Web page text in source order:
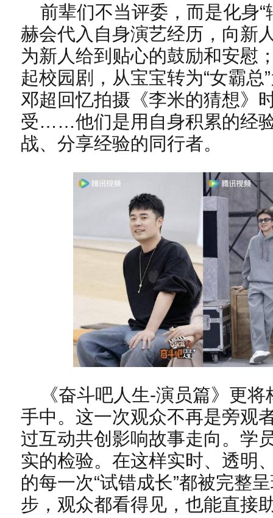
前辈们不当评委，而是化身“
赫会代入自身演艺经历，向新
为新人给到贴心的鼓励和安慰
起校园剧，从宝宝转为“女霸
邓超回忆拍摄《李米的猜想》
受……他们是用自身积累的经
战、分享经验的同行者。
《奋斗吧人生-演员篇》更
手中。这一次观众不再是旁观
过互动共创影响故事走向。学
实的检验。在这样实时、透明
的每一次“试错成长”都被完
步，观众都看得见，也能直接